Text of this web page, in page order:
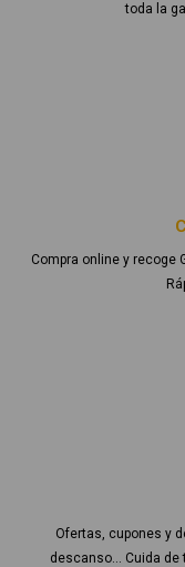
toda la
Compra online y recoge
Ofertas, cupones y
descanso… Cuida de